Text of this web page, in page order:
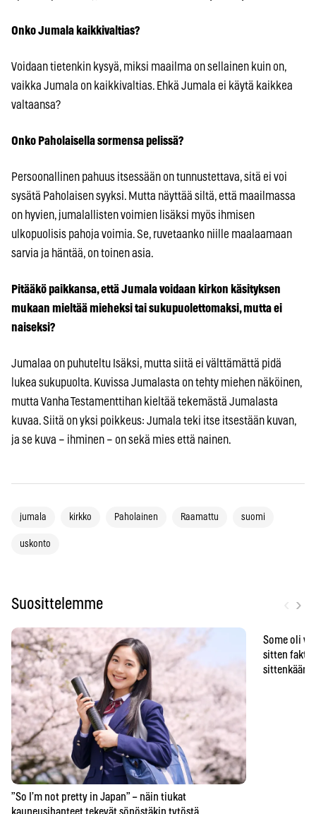
Onko Jumala kaikkivaltias?
Voidaan tietenkin kysyä, miksi maailma on sellainen kuin on,
vaikka Jumala on kaikkivaltias. Ehkä Jumala ei käytä kaikkea
valtaansa?
Onko Paholaisella sormensa pelissä?
Persoonallinen pahuus itsessään on tunnustettava, sitä ei voi
sysätä Paholaisen syyksi. Mutta näyttää siltä, että maailmassa
on hyvien, jumalallisten voimien lisäksi myös ihmisen
ulkopuolisis pahoja voimia. Se, ruvetaanko niille maalaamaan
sarvia ja häntää, on toinen asia.
Pitääkö paikkansa, että Jumala voidaan kirkon käsityksen
mukaan mieltää mieheksi tai sukupuolettomaksi, mutta ei
naiseksi?
Jumalaa on puhuteltu Isäksi, mutta siitä ei välttämättä pidä
lukea sukupuolta. Kuvissa Jumalasta on tehty miehen näköinen,
mutta Vanha Testamenttihan kieltää tekemästä Jumalasta
kuvaa. Siitä on yksi poikkeus: Jumala teki itse itsestään kuvan,
ja se kuva – ihminen – on sekä mies että nainen.
jumala kirkko Paholainen Raamattu suomi
uskonto
Suosittelemme ›
”So I’m not pretty in Japan” – näin tiukat
Some oli
sitten
sittenkään